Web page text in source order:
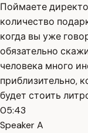
Поймаете
количество
когда вы уже
обязательно
человека много
приблизительно,
будет стоить
05:43
Speaker A